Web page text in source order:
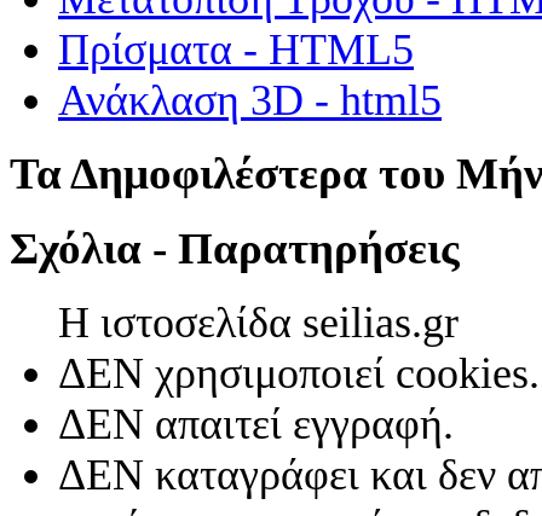
Πρίσματα - HTML5
Ανάκλαση 3D - html5
Τα Δημοφιλέστερα του
Σχόλια - Παρατηρήσεις
Η ιστοσελίδα seilias.gr
ΔΕΝ χρησιμοποιεί cookies.
ΔΕΝ απαιτεί εγγραφή.
ΔΕΝ καταγράφει και δεν